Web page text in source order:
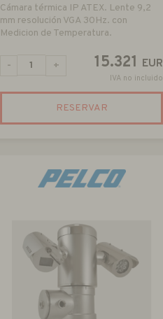
Cámara térmica IP ATEX. Lente 9,2
mm resolución VGA 30Hz. con
Medicion de Temperatura.
15.321 EUR
IVA no incluido
- +
RESERVAR